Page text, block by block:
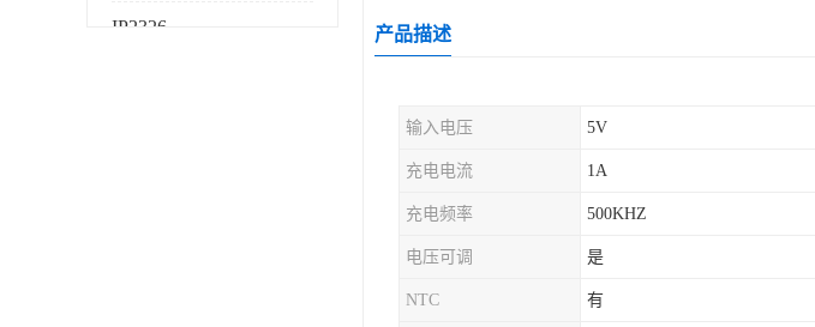
IP2326 产品描述
输入电压 5V
充电电流 1A
充电频率 500KHZ
电压可调 是
NTC 有